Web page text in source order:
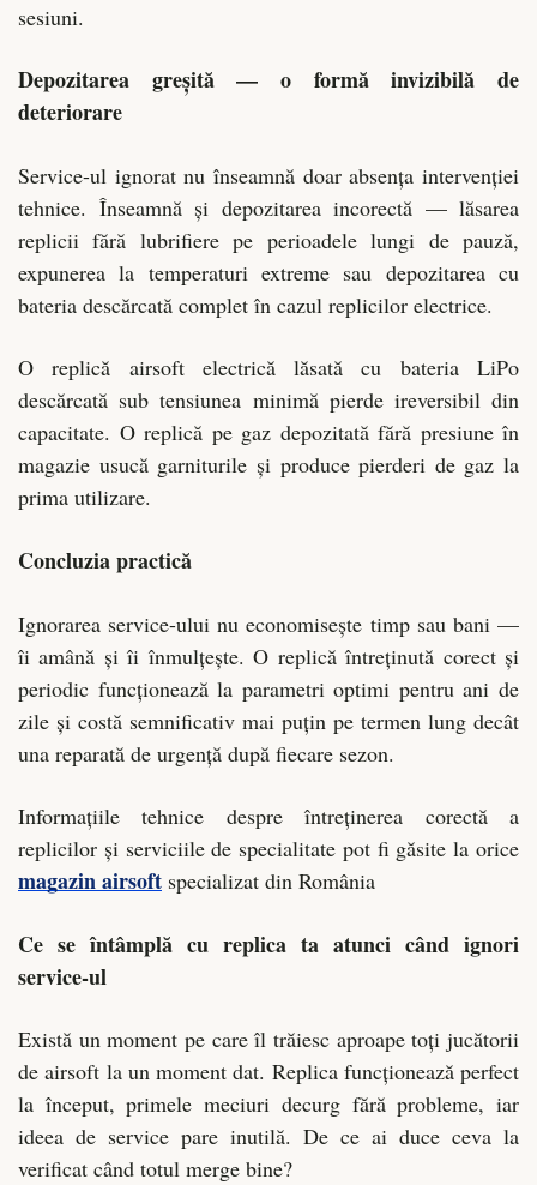
sesiuni.
Depozitarea greșită — o formă invizibilă de
deteriorare
Service-ul ignorat nu înseamnă doar absența intervenției
tehnice. Înseamnă și depozitarea incorectă — lăsarea
replicii fără lubrifiere pe perioadele lungi de pauză,
expunerea la temperaturi extreme sau depozitarea cu
bateria descărcată complet în cazul replicilor electrice.
O replică airsoft electrică lăsată cu bateria LiPo
descărcată sub tensiunea minimă pierde ireversibil din
capacitate. O replică pe gaz depozitată fără presiune în
magazie usucă garniturile și produce pierderi de gaz la
prima utilizare.
Concluzia practică
Ignorarea service-ului nu economisește timp sau bani —
îi amână și îi înmulțește. O replică întreținută corect și
periodic funcționează la parametri optimi pentru ani de
zile și costă semnificativ mai puțin pe termen lung decât
una reparată de urgență după fiecare sezon.
Informațiile tehnice despre întreținerea corectă a
replicilor și serviciile de specialitate pot fi găsite la orice
magazin airsoft specializat din România
Ce se întâmplă cu replica ta atunci când ignori
service-ul
Există un moment pe care îl trăiesc aproape toți jucătorii
de airsoft la un moment dat. Replica funcționează perfect
la început, primele meciuri decurg fără probleme, iar
ideea de service pare inutilă. De ce ai duce ceva la
verificat când totul merge bine?